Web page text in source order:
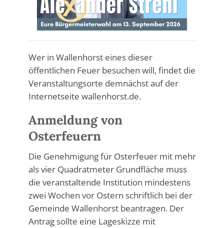
Wer in Wallenhorst eines dieser
öffentlichen Feuer besuchen will, findet die
Veranstaltungsorte demnächst auf der
Internetseite wallenhorst.de.
Anmeldung von
Osterfeuern
Die Genehmigung für Osterfeuer mit mehr
als vier Quadratmeter Grundfläche muss
die veranstaltende Institution mindestens
zwei Wochen vor Ostern schriftlich bei der
Gemeinde Wallenhorst beantragen. Der
Antrag sollte eine Lageskizze mit